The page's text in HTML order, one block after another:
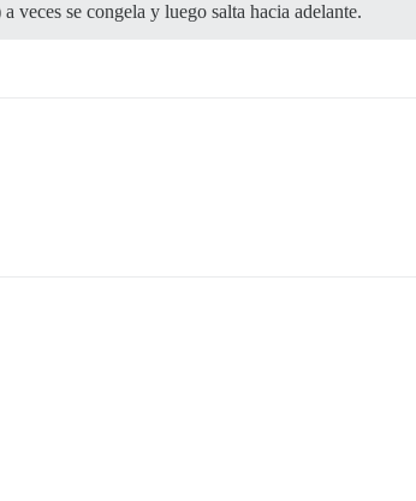
veces se congela y luego salta hacia adelante.